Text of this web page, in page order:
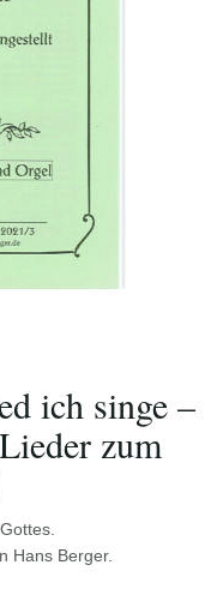
ich singe –
zum
Hans Berger.